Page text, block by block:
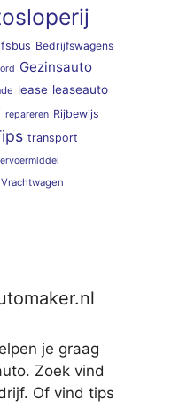
Bedrijfswagens
Gezinsauto
lease leaseauto
repareren Rijbewijs
transport
Vrachtwagen
je graag
Zoek vind
Of vind tips